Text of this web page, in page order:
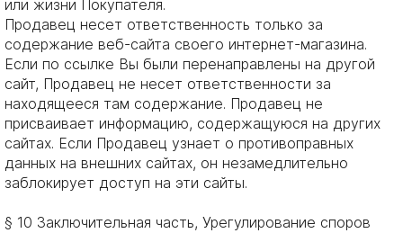
или жизни Покупателя.
Продавец несет ответственность только за
содержание веб-сайта своего интернет-магазина.
Если по ссылке Вы были перенаправлены на другой
сайт, Продавец не несет ответственности за
находящееся там содержание. Продавец не
присваивает информацию, содержащуюся на других
сайтах. Если Продавец узнает о противоправных
данных на внешних сайтах, он незамедлительно
заблокирует доступ на эти сайты.
§ 10 Заключительная часть, Урегулирование споров